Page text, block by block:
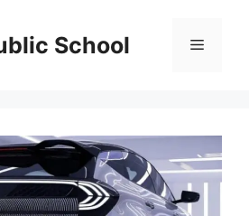
School Menu